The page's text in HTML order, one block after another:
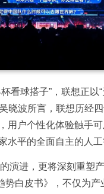
看球搭子”，联想正
晓波所言，联想历经
户个性化体验触手
平的全面自主的人
演进，更将深刻重
白皮书》，不仅为